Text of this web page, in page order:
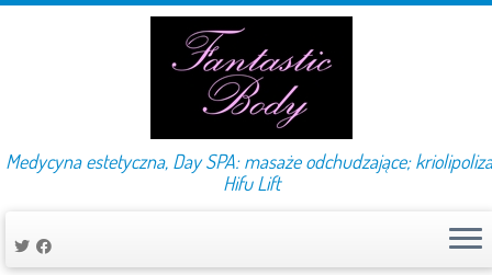
Medycyna estetyczna, Day SPA: masaże odchudzające;
Hifu Lift